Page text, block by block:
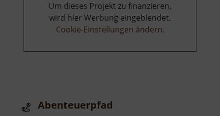
Um dieses Projekt zu finanzieren,
wird hier Werbung eingeblendet.
Cookie-Einstellungen ändern.
Abenteuerpfad